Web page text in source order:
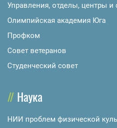
Управления, отделы, центры и
Олимпийская академия Юга
Профком
Совет ветеранов
Студенческий совет
Наука
НИИ проблем физической